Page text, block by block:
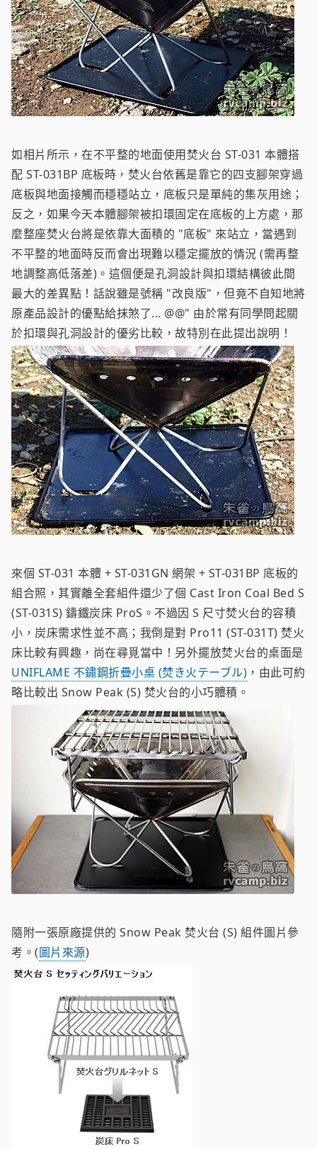
如相片所示，在不平整的地面使用焚火台 ST-031 本體搭
配 ST-031BP 底板時，焚火台依舊是靠它的四支腳架穿過
底板與地面接觸而穩穩站立，底板只是單純的集灰用途；
反之，如果今天本體腳架被扣環固定在底板的上方處，那
麼整座焚火台將是依靠大面積的 "底板" 來站立，當遇到
不平整的地面時反而會出現難以穩定擺放的情況 (需再整
地調整高低落差)。這個便是孔洞設計與扣環結構彼此間
最大的差異點！話說雖是號稱 "改良版"，但竟不自知地將
原產品設計的優點給抹煞了... @@" 由於常有同學問起關
於扣環與孔洞設計的優劣比較，故特別在此提出說明！
來個 ST-031 本體 + ST-031GN 網架 + ST-031BP 底板的
組合照，其實離全套組件還少了個 Cast Iron Coal Bed S
(ST-031S) 鑄鐵炭床 ProS。不過因 S 尺寸焚火台的容積
小，炭床需求性並不高；我倒是對 Pro11 (ST-031T) 焚火
床比較有興趣，尚在尋覓當中！另外擺放焚火台的桌面是
UNIFLAME 不鏽鋼折疊小桌 (焚き火テーブル) ，由此可約
略比較出 Snow Peak (S) 焚火台的小巧體積。
隨附一張原廠提供的 Snow Peak 焚火台 (S) 組件圖片參
考。(圖片來源)